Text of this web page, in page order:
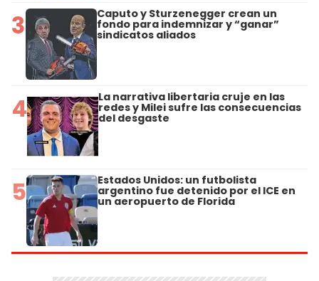
3 Caputo y Sturzenegger crean un
fondo para indemnizar y “ganar”
sindicatos aliados
4 La narrativa libertaria cruje en las
redes y Milei sufre las consecuencias
del desgaste
5 Estados Unidos: un futbolista
argentino fue detenido por el ICE en
un aeropuerto de Florida